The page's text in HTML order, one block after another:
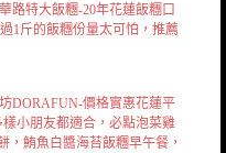
路特大飯糰-20年花蓮飯糰口
1斤的飯糰份量太可怕，推薦
DORAFUN-價格實惠花蓮平
小朋友都適合，必點泡菜雞
，鮪魚白醬海苔飯糰早午餐，